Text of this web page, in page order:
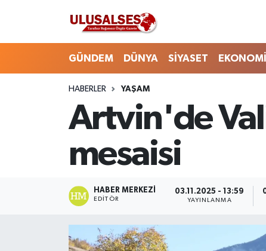
GÜNDEM DÜNYA SİYASET EKONOMİ
HABERLER YAŞAM
Artvin'de
mesaisi
HABER MERKEZI
EDITÖR
03.11.2025 - 13:59
YAYINLANMA
GÜNDEM
DÜNYA
SAĞLIK
MAGAZİN
Hava Durumu
Trafik Durumu
Süper Lig Puan Durumu ve Fikstür
Son Dakika Haberleri
Haber Arşivi